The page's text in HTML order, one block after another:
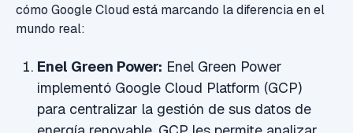
cómo Google Cloud está marcando la diferencia en el
mundo real:
Enel Green Power: Enel Green Power
implementó Google Cloud Platform (GCP)
para centralizar la gestión de sus datos de